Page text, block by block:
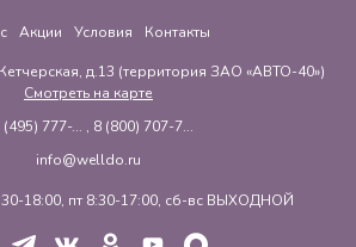
Акции Условия Контакты
д.13 (территория ЗАО «АВТО-40»)
Смотреть на карте
(495) 777-... , 8 (800) 707-7...
info@welldo.ru
18:00, пт 8:30-17:00, сб-вс ВЫХОДНОЙ